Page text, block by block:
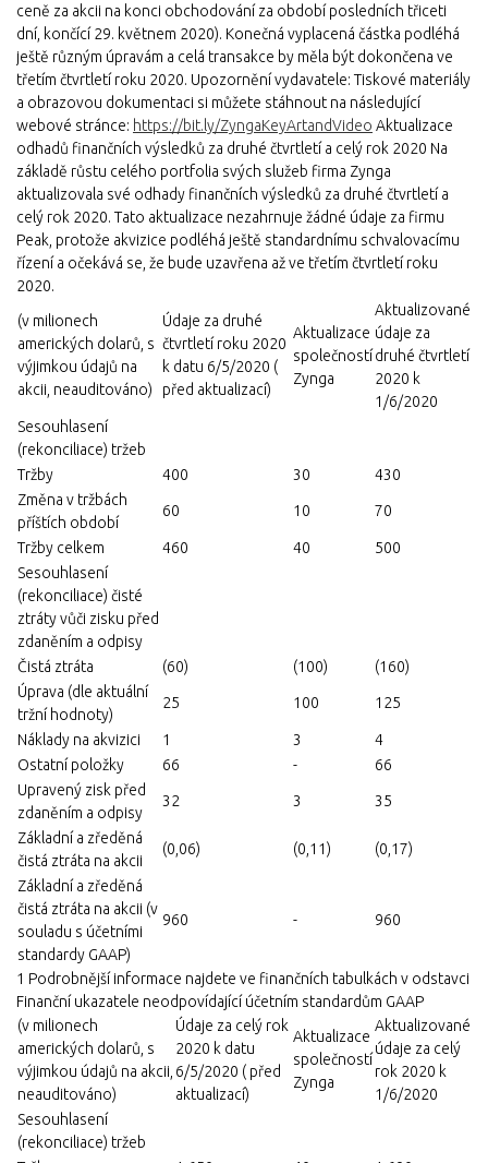
ceně za akcii na konci obchodování za období posledních třiceti
dní, končící 29. květnem 2020). Konečná vyplacená částka podléhá
ještě různým úpravám a celá transakce by měla být dokončena ve
třetím čtvrtletí roku 2020. Upozornění vydavatele: Tiskové materiály
a obrazovou dokumentaci si můžete stáhnout na následující
webové stránce: https://bit.ly/ZyngaKeyArtandVideo Aktualizace
odhadů finančních výsledků za druhé čtvrtletí a celý rok 2020 Na
základě růstu celého portfolia svých služeb firma Zynga
aktualizovala své odhady finančních výsledků za druhé čtvrtletí a
celý rok 2020. Tato aktualizace nezahrnuje žádné údaje za firmu
Peak, protože akvizice podléhá ještě standardnímu schvalovacímu
řízení a očekává se, že bude uzavřena až ve třetím čtvrtletí roku
2020.
(v milionech
amerických dolarů, s
výjimkou údajů na
akcii, neauditováno)
Údaje za druhé
čtvrtletí roku 2020
k datu 6/5/2020 (
před aktualizací)
Aktualizace
společností
Zynga
Aktualizované
údaje za
druhé čtvrtletí
2020 k
1/6/2020
Sesouhlasení
(rekonciliace) tržeb
Tržby
400 30
430
Změna v tržbách
příštích období
60 10 70
Tržby celkem 460 40
500
Sesouhlasení
(rekonciliace) čisté
ztráty vůči zisku před
zdaněním a odpisy
Čistá ztráta
(60) (100)
(160)
Úprava (dle aktuální
tržní hodnoty)
25 100 125
Náklady na akvizici 1 3
4
Ostatní položky
66 -
66
Upravený zisk před
zdaněním a odpisy
32 3 35
Základní a zředěná
čistá ztráta na akcii
(0,06) (0,11) (0,17)
Základní a zředěná
čistá ztráta na akcii (v
souladu s účetními
standardy GAAP)
960 - 960
1 Podrobnější informace najdete ve finančních tabulkách v odstavci
Finanční ukazatele neodpovídající účetním standardům GAAP
(v milionech
amerických dolarů, s
výjimkou údajů na akcii,
neauditováno)
Údaje za celý rok
2020 k datu
6/5/2020 ( před
aktualizací)
Aktualizace
společností
Zynga
Aktualizované
údaje za celý
rok 2020 k
1/6/2020
Sesouhlasení
(rekonciliace) tržeb